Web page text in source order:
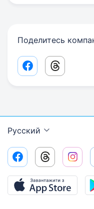
Поделитесь
Facebook share
Threads
Русский